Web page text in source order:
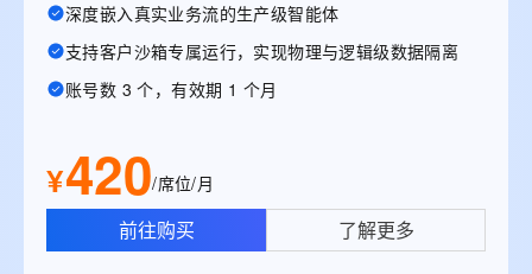
深度嵌入真实业务流的生产级智能体
支持客户沙箱专属运行，实现物理与逻辑级数据隔离
账号数 3 个，有效期 1 个月
¥420/席位/月
前往购买 了解更多